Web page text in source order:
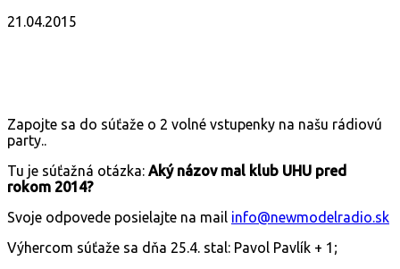
21.04.2015
Zapojte sa do súťaže o 2 volné vstupenky na našu rádiovú
party..
Tu je súťažná otázka: Aký názov mal klub UHU pred
rokom 2014?
Svoje odpovede posielajte na mail info@newmodelradio.sk
Výhercom súťaže sa dňa 25.4. stal: Pavol Pavlík + 1;